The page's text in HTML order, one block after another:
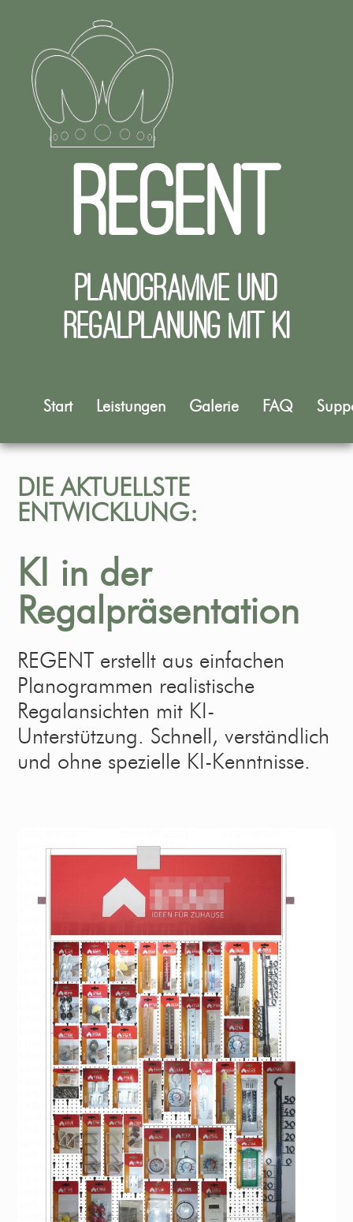
REGENT
Planogramme und
Regalplanung mit KI
Start Leistungen Galerie FAQ
DIE AKTUELLSTE
ENTWICKLUNG:
KI in der
Regalpräsentation
REGENT erstellt aus einfachen
Planogrammen realistische
Regalansichten mit KI-
Unterstützung. Schnell, verständlich
und ohne spezielle KI-Kenntnisse.